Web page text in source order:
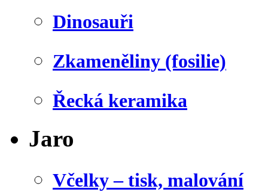
Dinosauři
Zkameněliny (fosilie)
Řecká keramika
Jaro
Včelky – tisk, malování